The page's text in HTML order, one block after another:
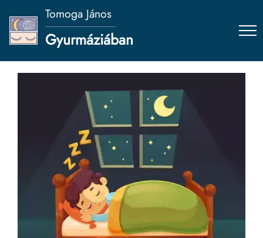
Tomoga János
Gyurmáziában